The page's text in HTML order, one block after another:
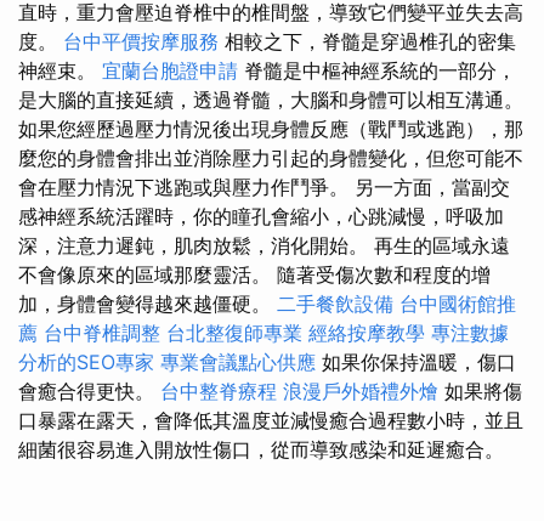
直時，重力會壓迫脊椎中的椎間盤，導致它們變平並失去高
度。 台中平價按摩服務 相較之下，脊髓是穿過椎孔的密集
神經束。 宜蘭台胞證申請 脊髓是中樞神經系統的一部分，
是大腦的直接延續，透過脊髓，大腦和身體可以相互溝通。
如果您經歷過壓力情況後出現身體反應（戰鬥或逃跑），那
麼您的身體會排出並消除壓力引起的身體變化，但您可能不
會在壓力情況下逃跑或與壓力作鬥爭。 另一方面，當副交
感神經系統活躍時，你的瞳孔會縮小，心跳減慢，呼吸加
深，注意力遲鈍，肌肉放鬆，消化開始。 再生的區域永遠
不會像原來的區域那麼靈活。 隨著受傷次數和程度的增
加，身體會變得越來越僵硬。 二手餐飲設備 台中國術館推
薦 台中脊椎調整 台北整復師專業 經絡按摩教學 專注數據
分析的SEO專家 專業會議點心供應 如果你保持溫暖，傷口
會癒合得更快。 台中整脊療程 浪漫戶外婚禮外燴 如果將傷
口暴露在露天，會降低其溫度並減慢癒合過程數小時，並且
細菌很容易進入開放性傷口，從而導致感染和延遲癒合。